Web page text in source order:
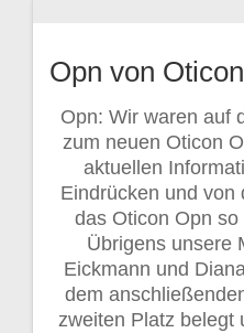
Opn von
Opn: Wir waren auf
zum neuen Oticon
aktuellen
Eindrücken und von
das Oticon Opn
Übrigens unsere
Eickmann und
dem
zweiten Platz belegt